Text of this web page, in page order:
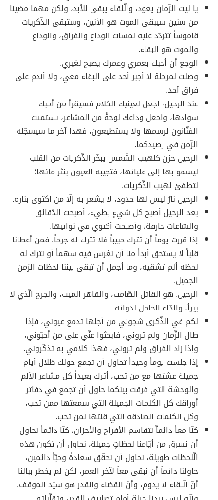
يا ليت الزّمان يعود، والّلقاء يبقى للأبد، ولكن مهما مضينا
من سنين سيبقى الموت هو الأنين، وستبقى الذّكريات
قاموساً تتردّد عليه لمسات الوداع والفراق، والوداع
والموت هو البقاء.
الوجع أن أحبك بعمري وعمرك يصبح لغيري.
وصلت لمرحلة لا أجبر أحد على البقاء معي، ولا أندم على
فراق أحد.
عند الرحيل، اجعل لعينيك الكلام فسيقرأ من أحبك
سوادها، واجعل وداعك لوحةً من المشاعر، يستميت
الفنّانون لرسمها ولا يستطيعون، فهذا آخر ما سيسجّله
الزّمن في رصيدكما.
الرحيل حزن كلهيب الشّمس يبخّر الذّكريات من القلب
ليسمو بها إلى عليائها، فتجيبه العيون بنثر مائها؛
لتطفئ لهيب الذّكريات.
الرحيل نارٌ ليس لها حدود، لا يشعر به إلّا من اكتوى بناره.
بعد الرحيل أصبح كل شيءٍ بطيء، أصبحت الدّقائق
والسّاعات حارقة، وأصبحت أكتوي في ثوانيها.
إذا قررت يوماً أن تترك حبيباً فلا تترك له جرحاً، فمن أعطانا
قلباً لا يستحق أبداً منا أن نغرس فيه سهماً أو نترك له
لحظه ألم تشقيه، وما أجمل أن تبقى بيننا لحظات الزمن
الجميل.
الرحيل: هو القاتل الصّامت، والقاهر الميت، والجرح الّذي لا
يبرأ، والدّاء الحامل لدوائه.
لكم في الذّكرى شجوني من أجلها تدمع عيوني، فإذا
طال الزّمان ولم تروني، فابحثوا عنّي على من أحبّوني،
وإذا زاد الفراق ولم تروني، فهذا كلامي به تذكّروني.
إذا جلست يوماً وحيداً تحاول أن تجمع حولك ظلال أيام
جميلة عشتها مع من تحب، أترك بعيداً كل مشاعر الألم
والوحشة التي فرقت بينكما حاول أن تجمع في دفاتر
أوراقك كل الكلمات الجميلة التي سمعتها ممن تحب،
وكل الكلمات الصادقة التي قلتها لمن تحب.
كنّا معاً دائماّ نتقاسم الأفراح والأحزان، كنّا دائماً نحاول
أن نسرق من أيّامنا لحظاتٍ جميلة، نحاول أن تكون هذه
الّلحظات طويلة، نحاول أن نحقّق سعادةً وحبّاً دائمين،
حاولنا دائماً أن نبقى معاً لآخر العمر، لكن لم يخطر ببالنا
أنّ الّلقاء لا يدوم، وأنّ القضاء والقدر هو سيّد الموقف،